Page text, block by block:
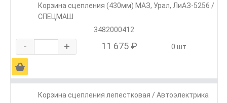
Корзина сцепления (430мм) МАЗ, Урал, ЛиАЗ-5256 /
СПЕЦМАШ
3482000412
- + 11 675 ₽ 0 шт.
Ä
Корзина сцепления лепестковая / Автоэлектрика